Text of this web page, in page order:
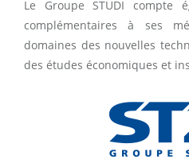
Le Groupe STUDI compte
complémentaires à ses
domaines des nouvelles
des études économiques et